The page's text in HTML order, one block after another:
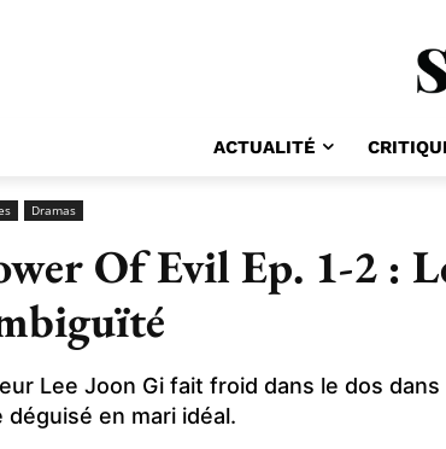
ACTUALITÉ
Dramas
Of Evil Ep. 1-2 :
Lee Joon Gi fait froid dans le dos
déguisé en mari idéal.